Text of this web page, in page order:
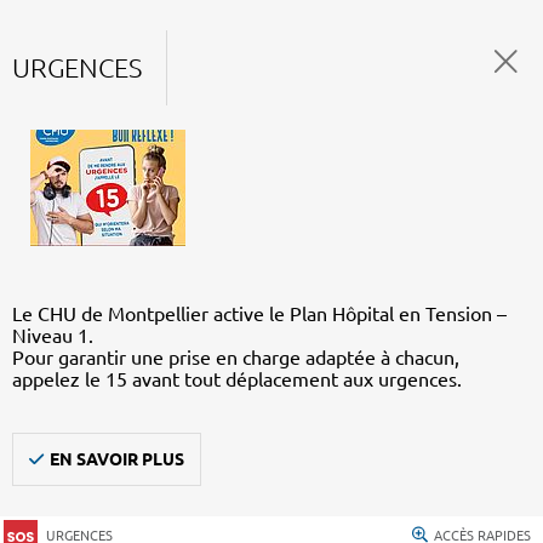
URGENCES
Le CHU de Montpellier active le Plan Hôpital en Tension –
Niveau 1.
Pour garantir une prise en charge adaptée à chacun,
appelez le 15 avant tout déplacement aux urgences.
EN SAVOIR PLUS
URGENCES ACCÈS RAPIDES